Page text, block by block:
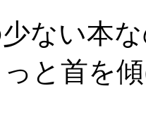
ない本
と首を